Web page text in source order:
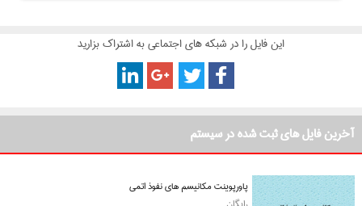
این فایل را در شبکه های اجتماعی به اشتراک بزارید
آخرین فایل های ثبت شده در سیستم
پاورپوینت مکانیسم های نفوذ اتمی